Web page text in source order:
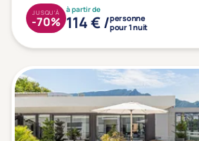
à partir de
114 € /personne
pour 1 nuit
JUSQU'À
-70%